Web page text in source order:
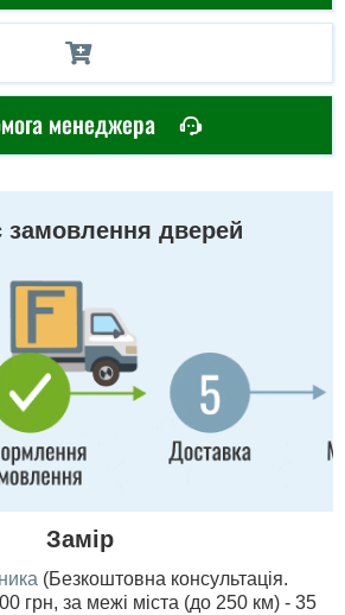
менеджера
замовлення дверей
Замір
(Безкоштовна консультація.
грн, за межі міста (до 250 км) - 35